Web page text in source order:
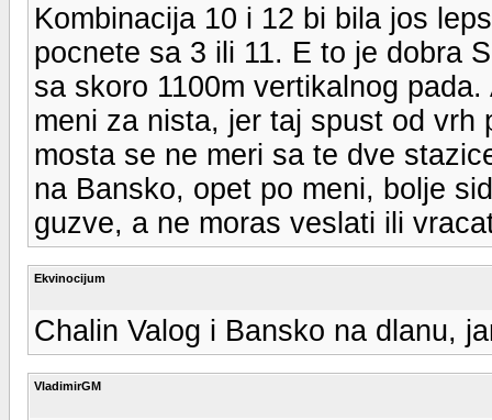
Kombinacija 10 i 12 bi bila jos
pocnete sa 3 ili 11. E to je dobra
sa skoro 1100m vertikalnog
meni za nista, jer taj spust od vrh
mosta se ne meri sa te dve
na Bansko, opet po meni, bolje
guzve, a ne moras veslati ili
Ekvinocijum
Chalin Valog i Bansko na dlanu,
VladimirGM